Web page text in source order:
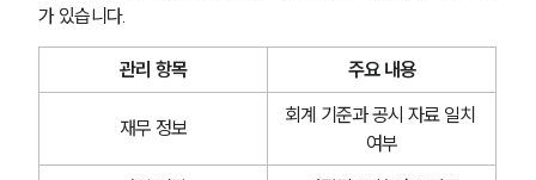
가 있습니다.
관리 항목 주요 내용
재무 정보
회계 기준과 공시 자료 일치
여부